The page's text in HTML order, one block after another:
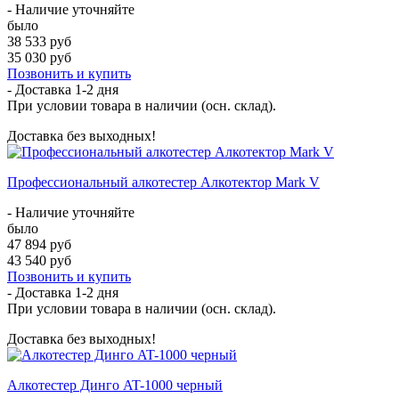
- Наличие уточняйте
было
38 533 руб
35 030 руб
Позвонить и купить
- Доставка 1-2 дня
При условии товара в наличии (осн. склад).
Доставка без выходных!
Профессиональный алкотестер Алкотектор Mark V
- Наличие уточняйте
было
47 894 руб
43 540 руб
Позвонить и купить
- Доставка 1-2 дня
При условии товара в наличии (осн. склад).
Доставка без выходных!
Алкотестер Динго AT-1000 черный